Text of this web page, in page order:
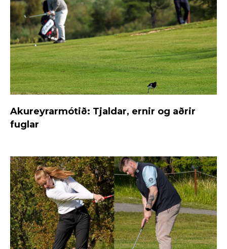
Akureyrarmótið: Tjaldar, ernir og aðrir
fuglar